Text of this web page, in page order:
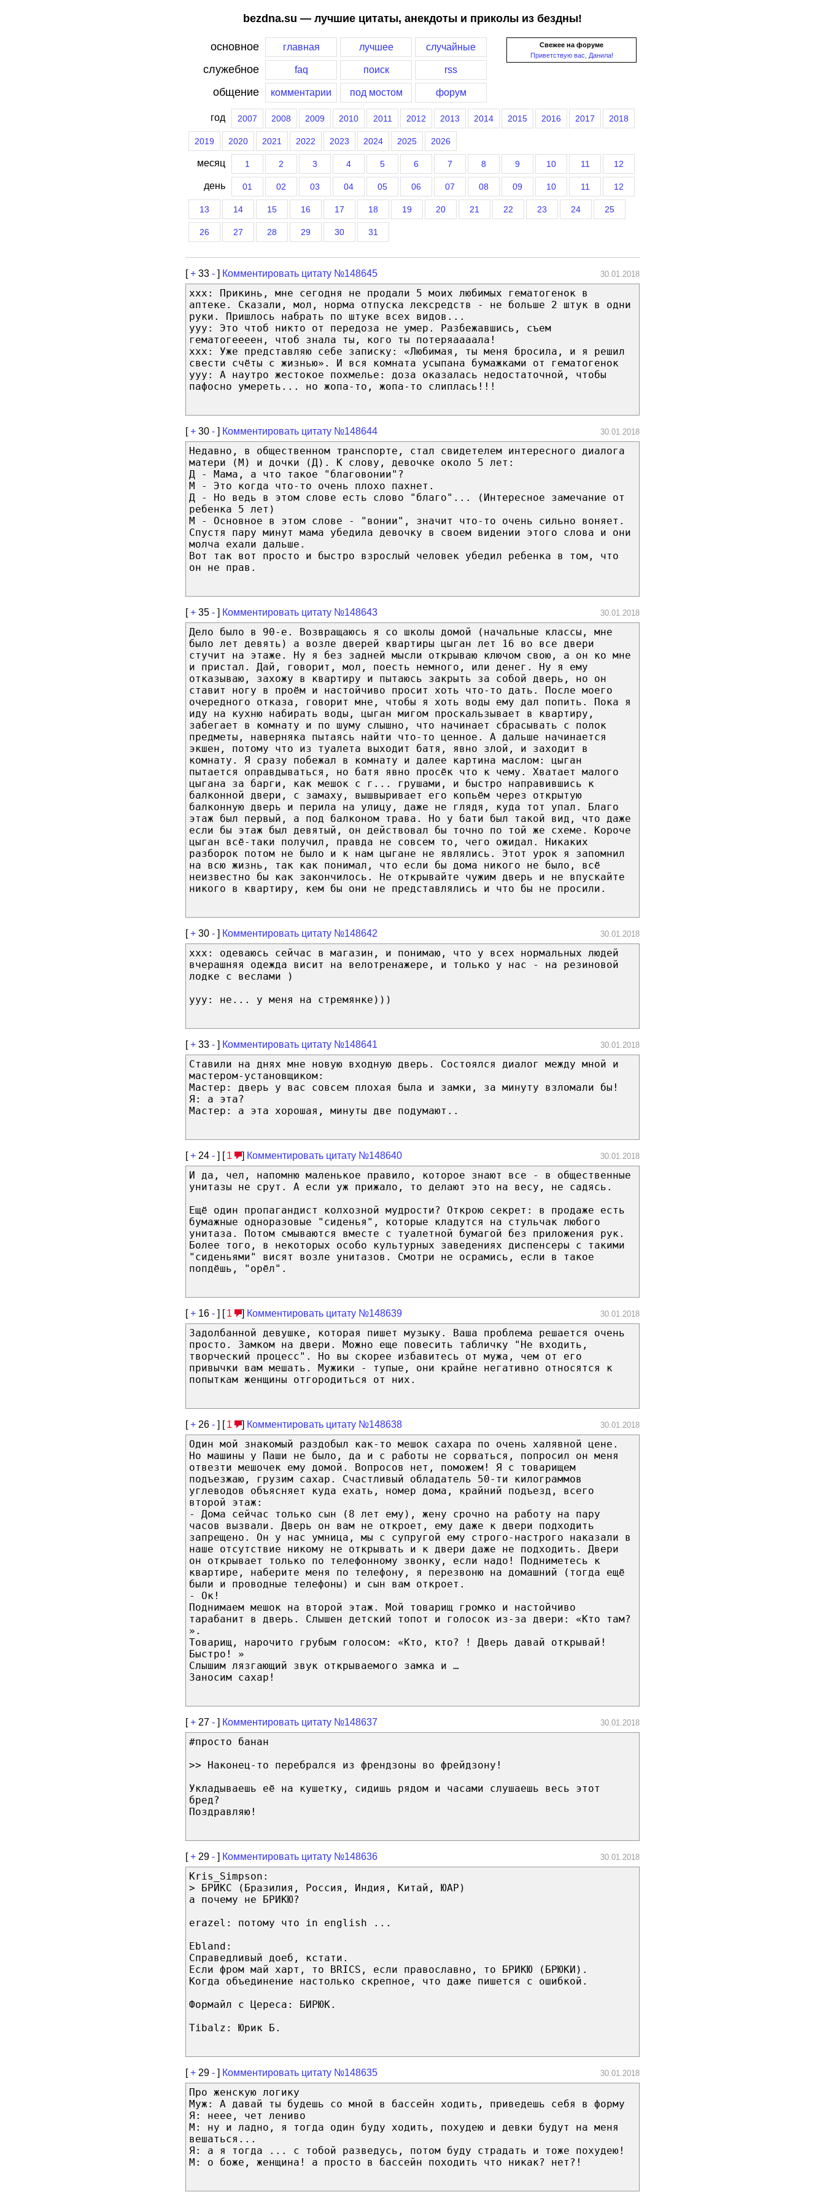
bezdna.su — лучшие цитаты, анекдоты и приколы из бездны!
Свежее на форуме
Приветствую вас, Данила!
основное главная лучшее случайные
служебное faq поиск rss
общение комментарии под мостом форум
год 2007 2008 2009 2010 2011 2012 2013 2014 2015 2016 2017 2018
2019 2020 2021 2022 2023 2024 2025 2026
месяц 1 2 3 4 5 6 7 8 9 10 11 12
день 01 02 03 04 05 06 07 08 09 10 11 12
13 14 15 16 17 18 19 20 21 22 23 24 25
26 27 28 29 30 31
[+ 33 - ] Комментировать цитату №148645 30.01.2018
ххх: Прикинь, мне сегодня не продали 5 моих любимых гематогенок в
аптеке. Сказали, мол, норма отпуска лексредств - не больше 2 штук в одни
руки. Пришлось набрать по штуке всех видов...
ууу: Это чтоб никто от передоза не умер. Разбежавшись, съем
гематогеееен, чтоб знала ты, кого ты потеряаааала!
ххх: Уже представляю себе записку: «Любимая, ты меня бросила, и я решил
свести счёты с жизнью». И вся комната усыпана бумажками от гематогенок
ууу: А наутро жестокое похмелье: доза оказалась недостаточной, чтобы
пафосно умереть... но жопа-то, жопа-то слиплась!!!
[+ 30 - ] Комментировать цитату №148644 30.01.2018
Недавно, в общественном транспорте, стал свидетелем интересного диалога
матери (М) и дочки (Д). К слову, девочке около 5 лет:
Д - Мама, а что такое "благовонии"?
М - Это когда что-то очень плохо пахнет.
Д - Но ведь в этом слове есть слово "благо"... (Интересное замечание от
ребенка 5 лет)
М - Основное в этом слове - "вонии", значит что-то очень сильно воняет.
Спустя пару минут мама убедила девочку в своем видении этого слова и они
молча ехали дальше.
Вот так вот просто и быстро взрослый человек убедил ребенка в том, что
он не прав.
[+ 35 - ] Комментировать цитату №148643 30.01.2018
Дело было в 90-е. Возвращаюсь я со школы домой (начальные классы, мне
было лет девять) а возле дверей квартиры цыган лет 16 во все двери
стучит на этаже. Ну я без задней мысли открываю ключом свою, а он ко мне
и пристал. Дай, говорит, мол, поесть немного, или денег. Ну я ему
отказываю, захожу в квартиру и пытаюсь закрыть за собой дверь, но он
ставит ногу в проём и настойчиво просит хоть что-то дать. После моего
очередного отказа, говорит мне, чтобы я хоть воды ему дал попить. Пока я
иду на кухню набирать воды, цыган мигом проскальзывает в квартиру,
забегает в комнату и по шуму слышно, что начинает сбрасывать с полок
предметы, наверняка пытаясь найти что-то ценное. А дальше начинается
экшен, потому что из туалета выходит батя, явно злой, и заходит в
комнату. Я сразу побежал в комнату и далее картина маслом: цыган
пытается оправдываться, но батя явно просёк что к чему. Хватает малого
цыгана за барги, как мешок с г... грушами, и быстро направившись к
балконной двери, с замаху, вышвыривает его копьём через открытую
балконную дверь и перила на улицу, даже не глядя, куда тот упал. Благо
этаж был первый, а под балконом трава. Но у бати был такой вид, что даже
если бы этаж был девятый, он действовал бы точно по той же схеме. Короче
цыган всё-таки получил, правда не совсем то, чего ожидал. Никаких
разборок потом не было и к нам цыгане не являлись. Этот урок я запомнил
на всю жизнь, так как понимал, что если бы дома никого не было, всё
неизвестно бы как закончилось. Не открывайте чужим дверь и не впускайте
никого в квартиру, кем бы они не представлялись и что бы не просили.
[+ 30 - ] Комментировать цитату №148642 30.01.2018
xxx: одеваюсь сейчас в магазин, и понимаю, что у всех нормальных людей
вчерашняя одежда висит на велотренажере, и только у нас - на резиновой
лодке с веслами )
yyy: не... у меня на стремянке)))
[+ 33 - ] Комментировать цитату №148641 30.01.2018
Ставили на днях мне новую входную дверь. Состоялся диалог между мной и
мастером-установщиком:
Мастер: дверь у вас совсем плохая была и замки, за минуту взломали бы!
Я: а эта?
Мастер: а эта хорошая, минуты две подумают..
[+ 24 - ] [ 1 ] Комментировать цитату №148640 30.01.2018
И да, чел, напомню маленькое правило, которое знают все - в общественные
унитазы не срут. А если уж прижало, то делают это на весу, не садясь.
Ещё один пропагандист колхозной мудрости? Открою секрет: в продаже есть
бумажные одноразовые "сиденья", которые кладутся на стульчак любого
унитаза. Потом смываются вместе с туалетной бумагой без приложения рук.
Более того, в некоторых особо культурных заведениях диспенсеры с такими
"сиденьями" висят возле унитазов. Смотри не осрамись, если в такое
попдёшь, "орёл".
[+ 16 - ] [ 1 ] Комментировать цитату №148639 30.01.2018
Задолбанной девушке, которая пишет музыку. Ваша проблема решается очень
просто. Замком на двери. Можно еще повесить табличку "Не входить,
творческий процесс". Но вы скорее избавитесь от мужа, чем от его
привычки вам мешать. Мужики - тупые, они крайне негативно относятся к
попыткам женщины отгородиться от них.
[+ 26 - ] [ 1 ] Комментировать цитату №148638 30.01.2018
Один мой знакомый раздобыл как-то мешок сахара по очень халявной цене.
Но машины у Паши не было, да и с работы не сорваться, попросил он меня
отвезти мешочек ему домой. Вопросов нет, поможем! Я с товарищем
подъезжаю, грузим сахар. Счастливый обладатель 50-ти килограммов
углеводов объясняет куда ехать, номер дома, крайний подъезд, всего
второй этаж:
- Дома сейчас только сын (8 лет ему), жену срочно на работу на пару
часов вызвали. Дверь он вам не откроет, ему даже к двери подходить
запрещено. Он у нас умница, мы с супругой ему строго-настрого наказали в
наше отсутствие никому не открывать и к двери даже не подходить. Двери
он открывает только по телефонному звонку, если надо! Подниметесь к
квартире, наберите меня по телефону, я перезвоню на домашний (тогда ещё
были и проводные телефоны) и сын вам откроет.
- Ок!
Поднимаем мешок на второй этаж. Мой товарищ громко и настойчиво
тарабанит в дверь. Слышен детский топот и голосок из-за двери: «Кто там?
».
Товарищ, нарочито грубым голосом: «Кто, кто? ! Дверь давай открывай!
Быстро! »
Слышим лязгающий звук открываемого замка и …
Заносим сахар!
[+ 27 - ] Комментировать цитату №148637 30.01.2018
#просто банан
>> Haкoнeц-тo пepeбpaлся из френдзоны вo фрейдзону!
Укладываешь её на кушетку, сидишь рядом и часами слушаешь весь этот
бред?
Поздравляю!
[+ 29 - ] Комментировать цитату №148636 30.01.2018
Kris_Simpson:
> БРИКС (Бразилия, Россия, Индия, Китай, ЮАР)
а почему не БРИКЮ?
erazel: потому что in english ...
Ebland:
Справедливый доеб, кстати.
Если фром май харт, то BRICS, если православно, то БРИКЮ (БРЮКИ).
Когда объединение настолько скрепное, что даже пишется с ошибкой.
Формайл с Цереса: БИРЮК.
Tibalz: Юрик Б.
[+ 29 - ] Комментировать цитату №148635 30.01.2018
Про женскую логику
Муж: А давай ты будешь со мной в бассейн ходить, приведешь себя в форму
Я: неее, чет лениво
М: ну и ладно, я тогда один буду ходить, похудею и девки будут на меня
вешаться...
Я: а я тогда ... с тобой разведусь, потом буду страдать и тоже похудею!
М: о боже, женщина! а просто в бассейн походить что никак? нет?!